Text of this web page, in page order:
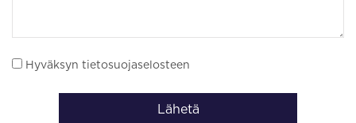
Hyväksyn tietosuojaselosteen
Lähetä